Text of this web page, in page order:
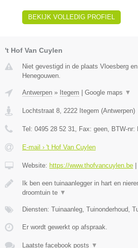
BEKIJK VOLLEDIG PROFIEL
't Hof Van Cuylen
Niet gevestigd in de plaats Vloesberg
Henegouwen.
Antwerpen » Itegem Google maps ▼
Lochtstraat 8 2222 Itegem (Antwerpen)
Tel: 0495 28 52 31 , Fax: geen , BTW-nr:
E-mail › 't Hof Van Cuylen
Website: https://www.thofvancuylen.be
Ik ben een tuinaanlegger in hart en
droomtuin te ▼
Diensten: Tuinaanleg, Tuinonderhoud,
Er wordt gewerkt op afspraak.
Laatste facebook posts ▼